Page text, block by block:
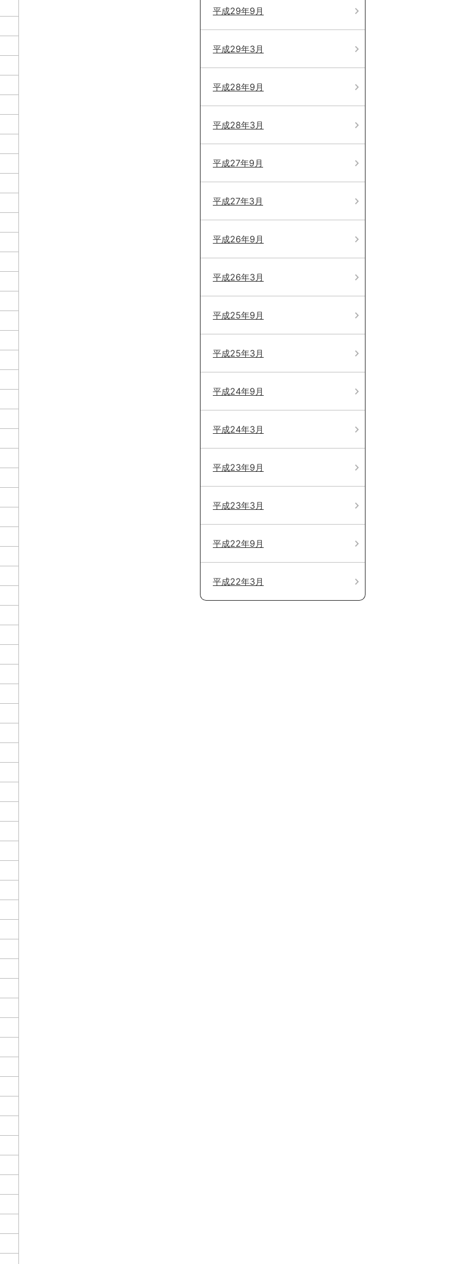
平成29年9月
平成29年3月
平成28年9月
平成28年3月
平成27年9月
平成27年3月
平成26年9月
平成26年3月
平成25年9月
平成25年3月
平成24年9月
平成24年3月
平成23年9月
平成23年3月
平成22年9月
平成22年3月